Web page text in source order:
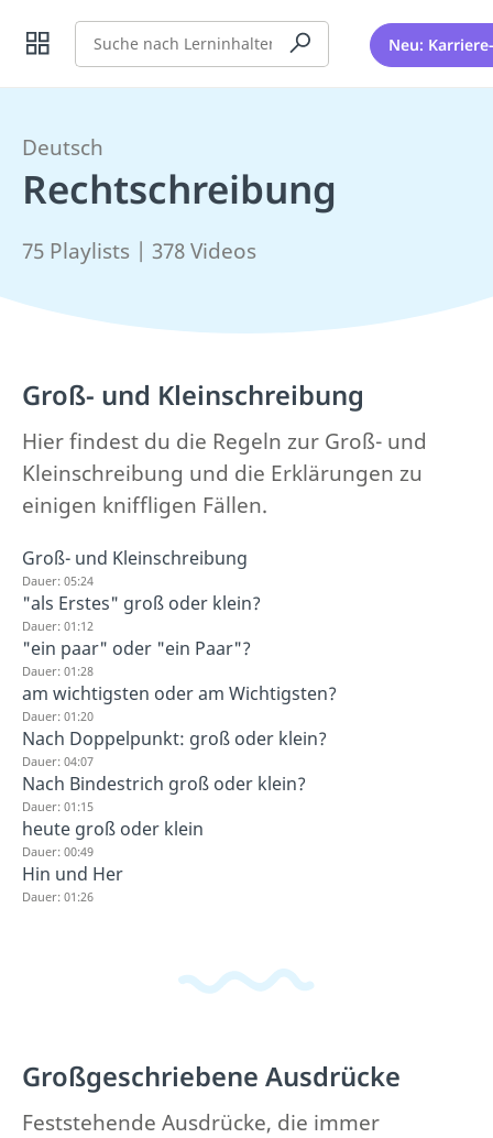
Suche Neu:
Deutsch
Rechtschreibung
75 Playlists | 378 Videos
Groß- und Kleinschreibung
Hier findest du die Regeln zur Groß- und
Kleinschreibung und die Erklärungen zu
einigen kniffligen Fällen.
Groß- und Kleinschreibung
Dauer: 05:24
"als Erstes" groß oder klein?
Dauer: 01:12
"ein paar" oder "ein Paar"?
Dauer: 01:28
am wichtigsten oder am Wichtigsten?
Dauer: 01:20
Nach Doppelpunkt: groß oder klein?
Dauer: 04:07
Nach Bindestrich groß oder klein?
Dauer: 01:15
heute groß oder klein
Dauer: 00:49
Hin und Her
Dauer: 01:26
Großgeschriebene Ausdrücke
Feststehende Ausdrücke, die immer